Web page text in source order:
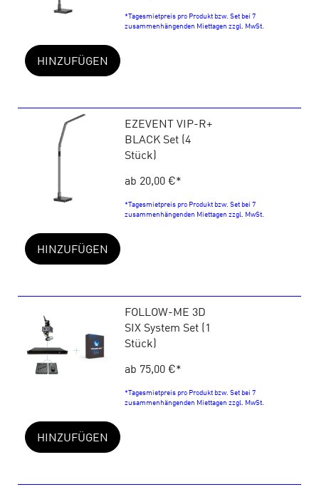
*Tagesmietpreis pro Produkt bzw. Set bei 7
zusammenhängenden Miettagen zzgl. MwSt.
HINZUFÜGEN
EZEVENT VIP-R+
BLACK Set (4
Stück)
ab 20,00 €*
*Tagesmietpreis pro Produkt bzw. Set bei 7
zusammenhängenden Miettagen zzgl. MwSt.
HINZUFÜGEN
FOLLOW-ME 3D
SIX System Set (1
Stück)
ab 75,00 €*
*Tagesmietpreis pro Produkt bzw. Set bei 7
zusammenhängenden Miettagen zzgl. MwSt.
HINZUFÜGEN